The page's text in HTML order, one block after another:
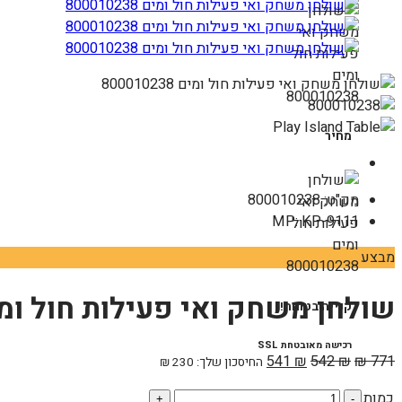
מחיר
קנייה בטוחה!
רכישה מאובטחת SSL
מק"ט: 800010238
MP: KP-9111
מבצע
שולחן משחק ואי פעילות חול ומים
771
₪
542₪
המחיר
541 ₪
המחיר
החיסכון שלך: ₪
כמות